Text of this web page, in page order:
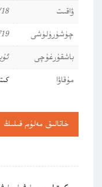
ۋاقىت
چۈشۈرۈلۈشى
719
باشقۇرغۇچى
مۇقاۋا
خاتالىق مەلۇم قىلىڭ